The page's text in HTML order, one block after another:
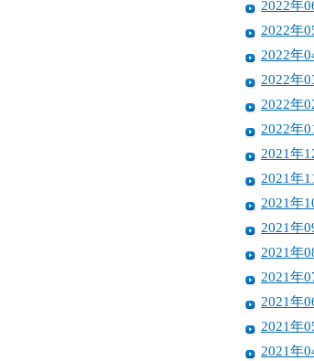
2022年
2022年
2022年
2022年
2022年
2022年
2021年
2021年
2021年
2021年
2021年
2021年
2021年
2021年
2021年